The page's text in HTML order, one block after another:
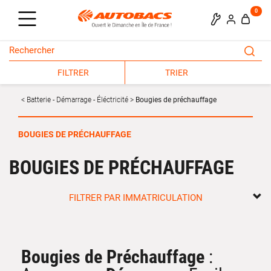
0
FILTRER TRIER
Batterie - Démarrage - Éléctricité Bougies de préchauffage
BOUGIES DE PRÉCHAUFFAGE
BOUGIES DE PRÉCHAUFFAGE
FILTRER PAR IMMATRICULATION
Bougies de Préchauffage :